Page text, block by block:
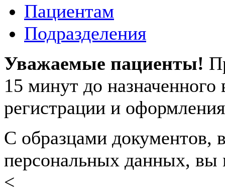
Пациентам
Подразделения
Уважаемые пациенты!
15 минут до
регистрации и
С образцами документов,
персональных данных, вы
<